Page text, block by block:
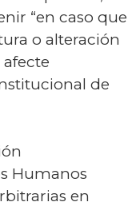
“en caso que
o alteración
de
Humanos
en